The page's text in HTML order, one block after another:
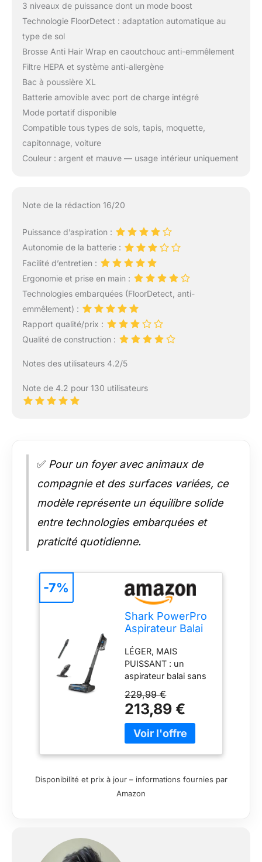
3 niveaux de puissance dont un mode boost
Technologie FloorDetect : adaptation automatique au
type de sol
Brosse Anti Hair Wrap en caoutchouc anti-emmêlement
Filtre HEPA et système anti-allergène
Bac à poussière XL
Batterie amovible avec port de charge intégré
Mode portatif disponible
Compatible tous types de sols, tapis, moquette,
capitonnage, voiture
Couleur : argent et mauve — usage intérieur uniquement
Note de la rédaction 16/20
Puissance d’aspiration :
Autonomie de la batterie :
Facilité d’entretien :
Ergonomie et prise en main :
Technologies embarquées (FloorDetect, anti-
emmêlement) :
Rapport qualité/prix :
Qualité de construction :
Notes des utilisateurs 4.2/5
Note de 4.2 pour 130 utilisateurs
✅ Pour un foyer avec animaux de
compagnie et des surfaces variées, ce
modèle représente un équilibre solide
entre technologies embarquées et
praticité quotidienne.
Shark PowerPro
Aspirateur Balai
Autonomie 50
Min IZ370EU
LÉGER, MAIS
PUISSANT : un
aspirateur balai sans
aspiration 50 % plus
puissante (par
rapport au Shark
IZ201EU). JUSQU’À
mode Power ECO
motorisé) : La batterie
229,99 €
213,89 €
-7%
Disponibilité et prix à jour – informations fournies par
Amazon